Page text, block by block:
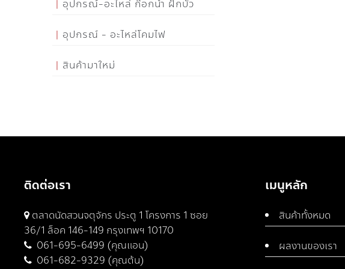
อุปกรณ์-อะไหล่ ก๊อกน้ำ ฝักบัว
อุปกรณ์ - อะไหล่โคมไฟ
สินค้ามาใหม่
ติดต่อเรา
ตลาดนัดสวนจตุจักร ประตู 1 โครงการ 1 ซอย
36/1 ล็อค 146-149 กรุงเทพฯ 10170
061-695-6499 (คุณแอน)
061-682-9329 (คุณต้น)
เมนูหลัก
สินค้าทั้งหมด
ผลงานของเรา